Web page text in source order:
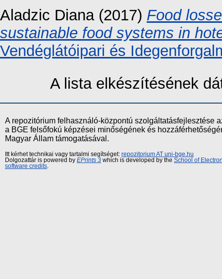
Aladzic Diana (2017) Food
sustainable food systems in
Vendéglátóipari és
A lista elkészítésének
A repozitórium felhasználó-központú szolgáltatásfejlesztése
a BGE felsőfokú képzései minőségének és
Magyar Állam támogatásával.
Itt kérhet technikai vagy tartalmi segítséget: repozitorium AT uni-bge.hu
Dolgozattár is powered by EPrints 3 which is developed by the School of
software credits